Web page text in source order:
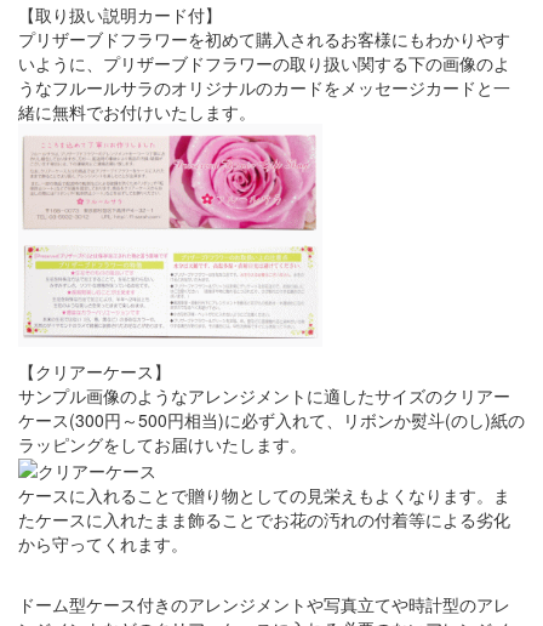
【取り扱い説明カード付】
プリザーブドフラワーを初めて購入されるお客様にもわかりやす
いように、プリザーブドフラワーの取り扱い関する下の画像のよ
うなフルールサラのオリジナルのカードをメッセージカードと一
緒に無料でお付けいたします。
【クリアーケース】
サンプル画像のようなアレンジメントに適したサイズのクリアー
ケース(300円～500円相当)に必ず入れて、リボンか熨斗(のし)紙の
ラッピングをしてお届けいたします。
ケースに入れることで贈り物としての見栄えもよくなります。ま
たケースに入れたまま飾ることでお花の汚れの付着等による劣化
から守ってくれます。
ドーム型ケース付きのアレンジメントや写真立てや時計型のアレ